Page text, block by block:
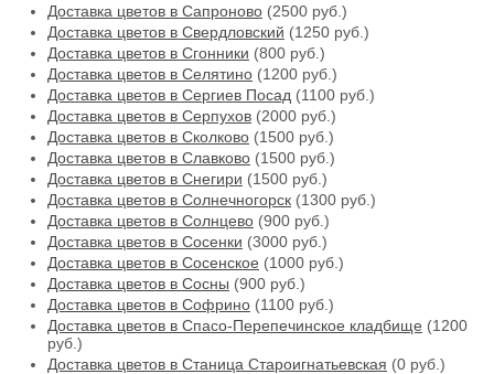
Доставка цветов в Сапроново (2500 руб.)
Доставка цветов в Свердловский (1250 руб.)
Доставка цветов в Сгонники (800 руб.)
Доставка цветов в Селятино (1200 руб.)
Доставка цветов в Сергиев Посад (1100 руб.)
Доставка цветов в Серпухов (2000 руб.)
Доставка цветов в Сколково (1500 руб.)
Доставка цветов в Славково (1500 руб.)
Доставка цветов в Снегири (1500 руб.)
Доставка цветов в Солнечногорск (1300 руб.)
Доставка цветов в Солнцево (900 руб.)
Доставка цветов в Сосенки (3000 руб.)
Доставка цветов в Сосенское (1000 руб.)
Доставка цветов в Сосны (900 руб.)
Доставка цветов в Софрино (1100 руб.)
Доставка цветов в Спасо-Перепечинское кладбище (1200
руб.)
Доставка цветов в Станица Староигнатьевская (0 руб.)